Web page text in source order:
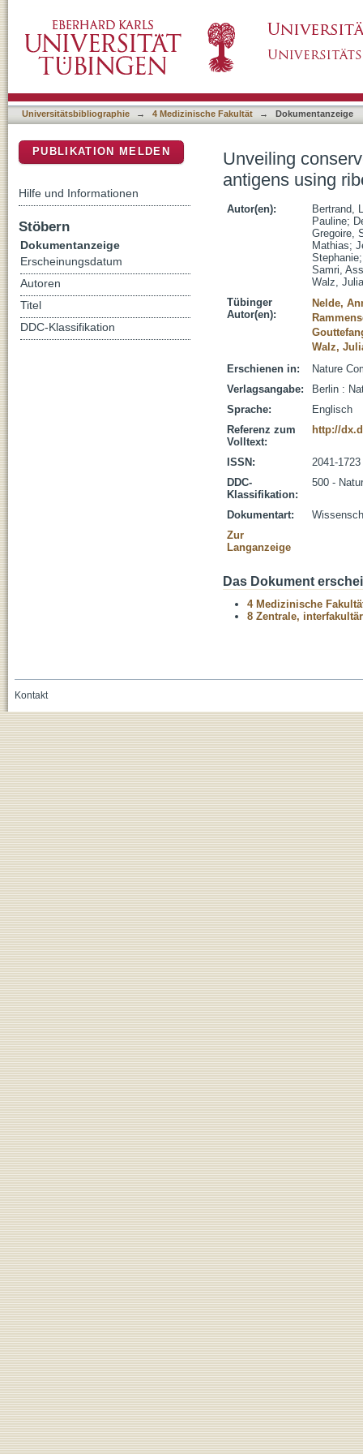
Universitätsbibliographie → 4 Medizinische Fakultät → Dokumentanzeige
Unveiling
antigens using
Autor(en):
Bertrand,
Pauline;
Gregoire,
Mathias;
Stephanie
Samri,
Walz,
Tübinger
Autor(en):
Nelde,
Walz,
Erschienen in:
Nature
Verlagsangabe:
Berlin :
Sprache:
Englisch
Referenz zum
Volltext:
http://
ISSN:
2041-1723
DDC-
Klassifikation:
500 -
Dokumentart:
Zur
Langanzeige
Das Dokument
4 Medizinische
8 Zentrale,
PUBLIKATION MELDEN
Hilfe und Informationen
Stöbern
Dokumentanzeige
Erscheinungsdatum
Autoren
Titel
DDC-Klassifikation
Kontakt